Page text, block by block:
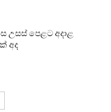
උසස් පෙළට අදාළ
අද